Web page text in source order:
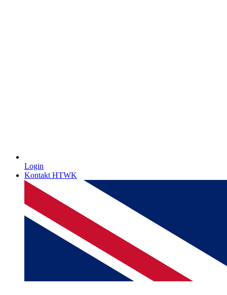
Login
Kontakt HTWK